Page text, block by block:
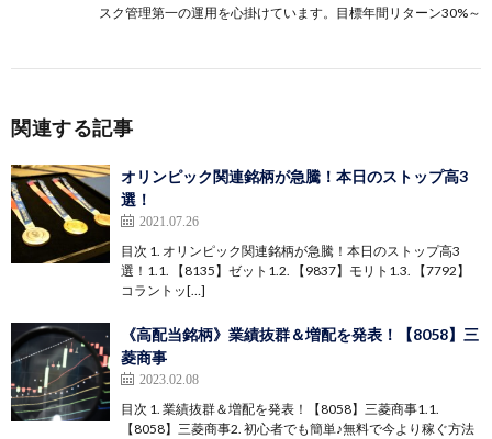
スク管理第一の運用を心掛けています。目標年間リターン30%～
関連する記事
オリンピック関連銘柄が急騰！本日のストップ高3
選！
2021.07.26
目次 1. オリンピック関連銘柄が急騰！本日のストップ高3
選！1.1. 【8135】ゼット1.2. 【9837】モリト1.3. 【7792】
コラントッ[…]
《高配当銘柄》業績抜群＆増配を発表！【8058】三
菱商事
2023.02.08
目次 1. 業績抜群＆増配を発表！【8058】三菱商事1.1.
【8058】三菱商事2. 初心者でも簡単♪無料で今より稼ぐ方法